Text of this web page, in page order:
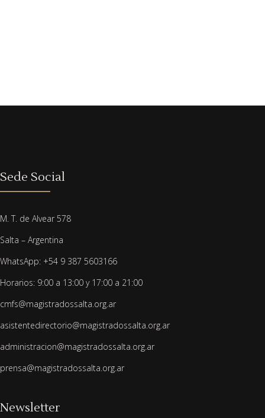
Sede Social
M. T. de Alvear 578
Salta – Argentina
WhatsApp: +54 9 387 5603166
Horarios: 9:00 a 13:00 y 17:00 a 21:00
cmfs@magistradossalta.org.ar
asistentedirectorio@magistradossalta.org.ar
administracion@magistradossalta.org.ar
prensa@magistradossalta.org.ar
Newsletter